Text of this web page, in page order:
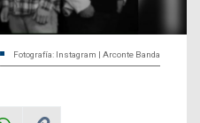
Fotografía: Instagram | Arconte Banda